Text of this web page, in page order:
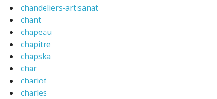
chandeliers-artisanat
chant
chapeau
chapitre
chapska
char
chariot
charles